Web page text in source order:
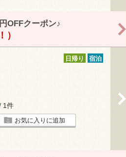
OFFクーポン♪
）
日帰り 宿泊
1件
お気に入りに追加